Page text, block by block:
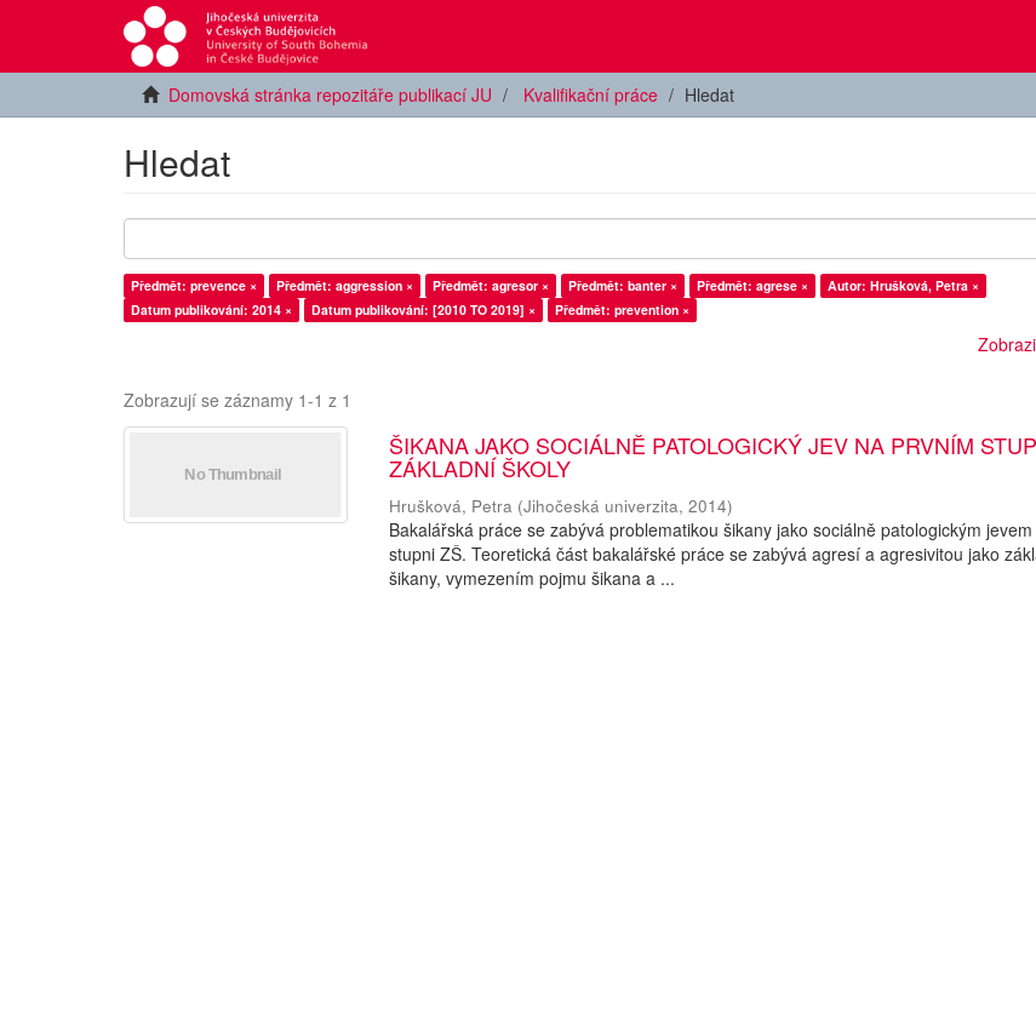
Domovská stránka repozitáře publikací JU Kvalifikační práce Hledat
Hledat
Předmět: prevence × Předmět: aggression × Předmět: agresor × Předmět: banter × Předmět: agrese ×
Autor: Hrušková, Petra ×
Datum publikování: 2014 ×
Datum publikování: [2010 TO 2019] × Předmět: prevention ×
Zobrazují se záznamy 1-1 z 1
ŠIKANA JAKO SOCIÁLNĚ PATOLOGICKÝ JEV NA PRVNÍM
ZÁKLADNÍ ŠKOLY
Hrušková, Petra (Jihočeská univerzita,2014)
Bakalářská práce se zabývá problematikou šikany jako sociálně patologickým
stupni ZŠ. Teoretická část bakalářské práce se zabývá agresí a agresivitou jako
šikany, vymezením pojmu šikana a ...